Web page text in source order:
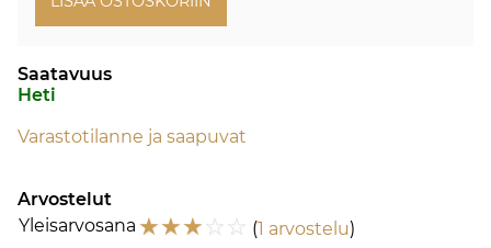
Saatavuus
Heti
Varastotilanne ja saapuvat
Arvostelut
Yleisarvosana ☆☆☆☆ ☆ (1 arvostelu)